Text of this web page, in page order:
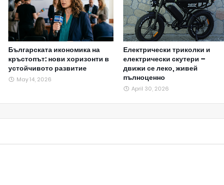
Българската икономика на
кръстопът: нови хоризонти в
устойчивото развитие
May 14, 2026
Електрически триколки и
електрически скутери –
движи се леко, живей
пълноценно
April 30, 2026